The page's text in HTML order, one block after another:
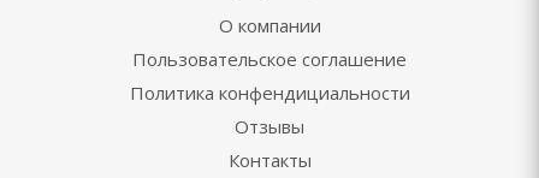
О компании
Пользовательское соглашение
Политика конфендициальности
Отзывы
Контакты